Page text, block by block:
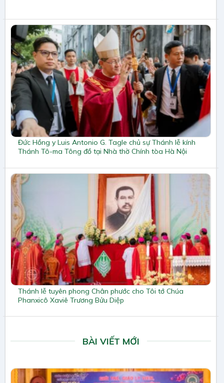
Đức Hồng y Luis Antonio G. Tagle chủ sự Thánh lễ kính
Thánh Tô-ma Tông đồ tại Nhà thờ Chính tòa Hà Nội
Thánh lễ tuyên phong Chân phước cho Tôi tớ Chúa
Phanxicô Xaviê Trương Bửu Diệp
BÀI VIẾT MỚI